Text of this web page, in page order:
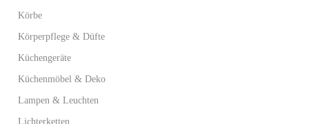
Körbe
Körperpflege & Düfte
Küchengeräte
Küchenmöbel & Deko
Lampen & Leuchten
Lichterketten